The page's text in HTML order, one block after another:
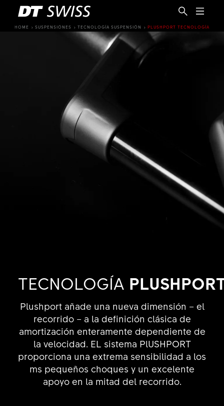
HOME SUSPENSIÓNES TECNOLOGÍA SUSPENSIÓN PLUSHPORT TECNOLOGÍA
TECNOLOGÍA
Plushport añade una nueva dimensión – el
recorrido – a la definición clásica de
amortización enteramente dependiente de
la velocidad. EL sistema PlUSHPORT
proporciona una extrema sensibilidad a los
ms pequeños choques y un excelente
apoyo en la mitad del recorrido.